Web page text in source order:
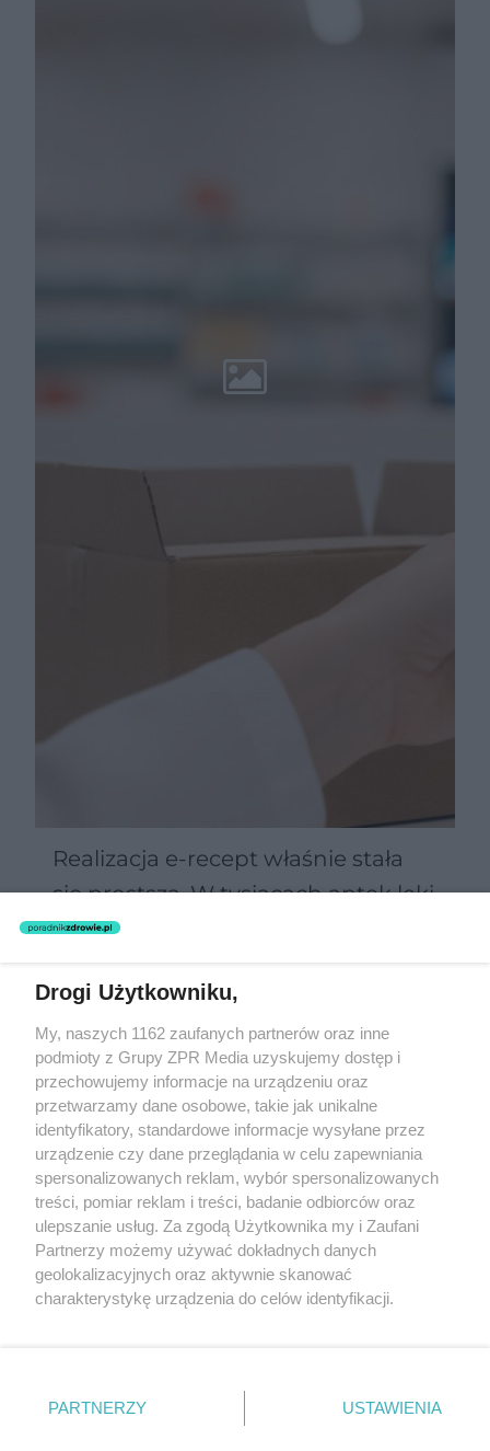
Realizacja e-recept właśnie stała
się prostsza. W tysiącach aptek leki
kupisz na nowych zasadach
Żaden utwór zamieszczony w serwisie nie może być powielany i
rozpowszechniany lub dalej rozpowszechniany w jakikolwiek sposób
(w tym także elektroniczny lub mechaniczny) na jakimkolwiek polu
eksploatacji w jakiejkolwiek formie, włącznie z umieszczaniem w
Internecie bez pisemnej zgody właściciela praw. Jakiekolwiek użycie
lub wykorzystanie utworów w całości lub w części z naruszeniem
prawa, tzn. bez właściwej zgody, jest zabronione pod groźbą kary i
może być ścigane prawnie.
O nas
Drogi Użytkowniku,
My, naszych 1162 zaufanych partnerów oraz inne
podmioty z Grupy ZPR Media uzyskujemy dostęp i
przechowujemy informacje na urządzeniu oraz
przetwarzamy dane osobowe, takie jak unikalne
identyfikatory, standardowe informacje wysyłane przez
urządzenie czy dane przeglądania w celu zapewniania
spersonalizowanych reklam, wybór spersonalizowanych
treści, pomiar reklam i treści, badanie odbiorców oraz
ulepszanie usług. Za zgodą Użytkownika my i Zaufani
Partnerzy możemy używać dokładnych danych
geolokalizacyjnych oraz aktywnie skanować
charakterystykę urządzenia do celów identyfikacji.
zmienić/wycofać klikając przycisk ustawień prywatności
znajdujący się w lewym dolnym rogu strony
PARTNERZY USTAWIENIA